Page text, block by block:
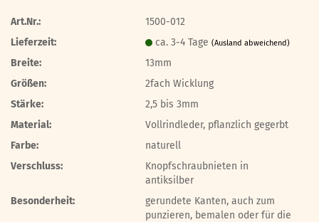
Art.Nr.:
1500-012
Lieferzeit:
ca. 3-4 Tage(Ausland abweichend)
Breite:
13mm
Größen:
2fach Wicklung
Stärke:
2,5 bis 3mm
Material:
Vollrindleder, pflanzlich gegerbt
Farbe:
naturell
Verschluss:
Knopfschraubnieten in
antiksilber
Besonderheit:
gerundete Kanten, auch zum
punzieren, bemalen oder für die